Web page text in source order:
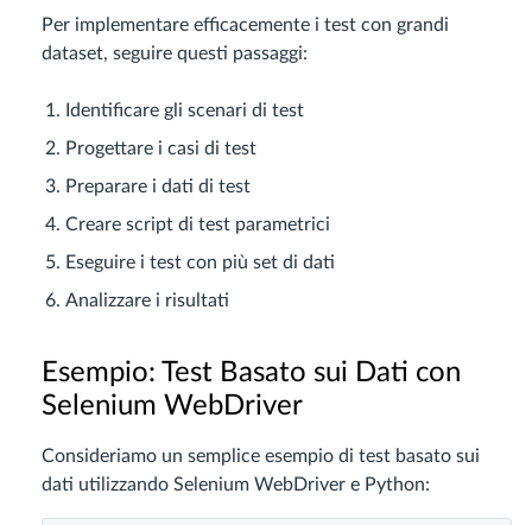
Per implementare efficacemente i test con grandi
dataset, seguire questi passaggi:
Identificare gli scenari di test
Progettare i casi di test
Preparare i dati di test
Creare script di test parametrici
Eseguire i test con più set di dati
Analizzare i risultati
Esempio: Test Basato sui Dati con
Selenium WebDriver
Consideriamo un semplice esempio di test basato sui
dati utilizzando Selenium WebDriver e Python: